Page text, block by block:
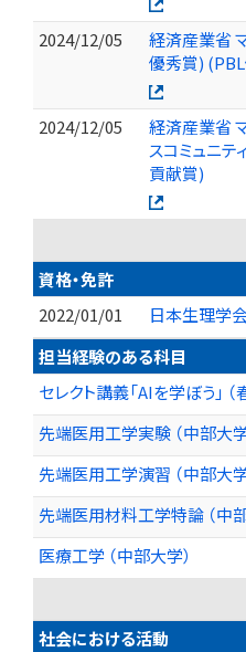
2024/12/05
経済産業省
優秀賞)
2024/12/05
経済産業省
スコミュニテ
貢献賞)
資格・免許
2022/01/01
日本生理学
担当経験のある科目
セレクト講義「AIを学ぼう」 （
先端医用工学実験 （中部大学
先端医用工学演習 （中部大学
先端医用材料工学特論 （中部
医療工学 （中部大学）
社会における活動